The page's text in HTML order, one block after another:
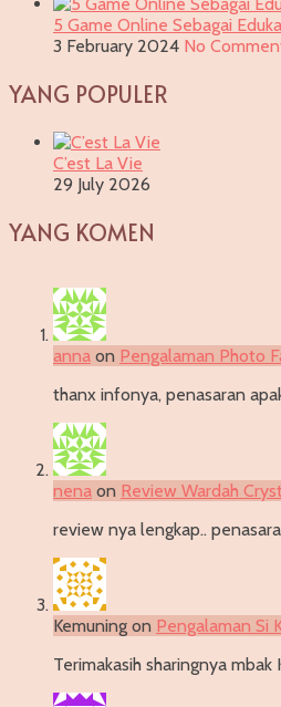
5 Game Online Sebagai
3 February 2024 No
YANG POPULER
C’est La Vie
29 July 2026
YANG KOMEN
anna on Pengalaman Photo
thanx infonya, penasaran
nena on Review Wardah
review nya lengkap..
Kemuning on Pengalaman Si
Terimakasih sharingnya